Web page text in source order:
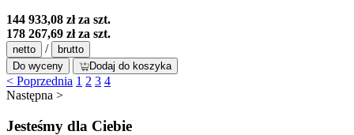
144 933,08 złza szt.
178 267,69 złza szt.
netto /
brutto
Do wyceny
Dodaj do koszyka
< Poprzednia 1 2 3 4
Następna >
Jesteśmy dla Ciebie